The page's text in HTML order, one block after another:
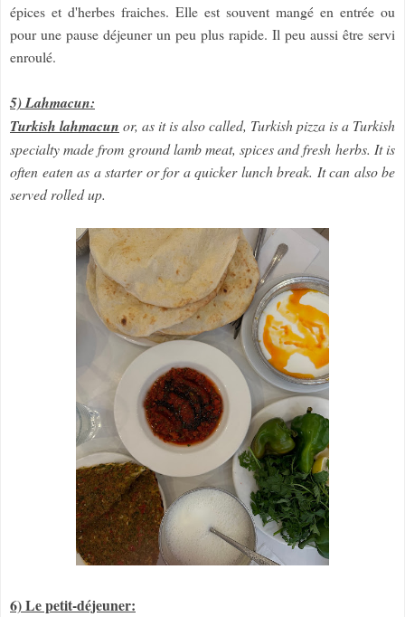
épices et d'herbes fraiches. Elle est souvent mangé en entrée ou
pour une pause déjeuner un peu plus rapide. Il peu aussi être servi
enroulé.
5) Lahmacun:
Turkish lahmacun or, as it is also called, Turkish pizza is a Turkish
specialty made from ground lamb meat, spices and fresh herbs. It is
often eaten as a starter or for a quicker lunch break. It can also be
served rolled up.
6) Le petit-déjeuner: